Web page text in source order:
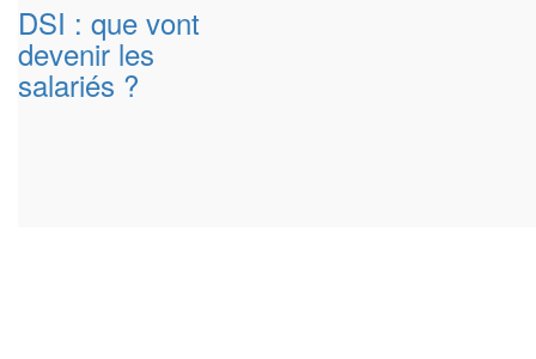
DSI : que vont
devenir les
salariés ?